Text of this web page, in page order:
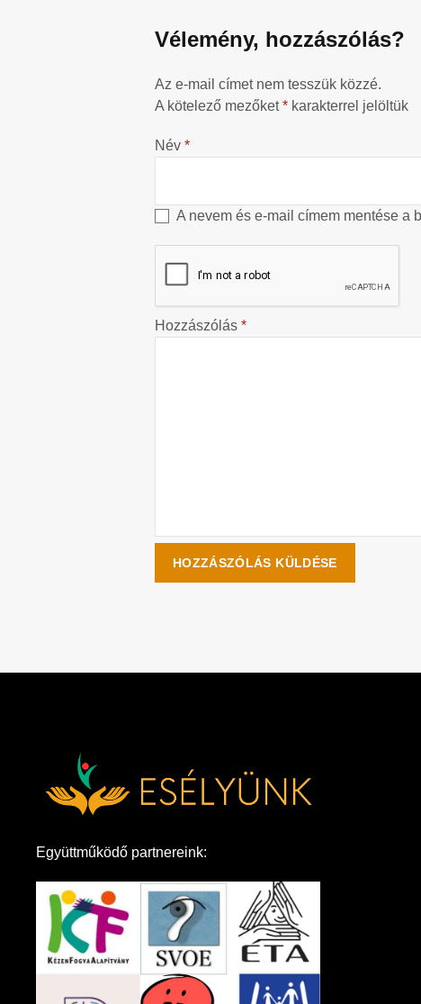
Vélemény, hozzászólás?
Az e-mail címet nem tesszük közzé.
A kötelező mezőket* karakterrel jelöltük
Név *
A nevem és e-mail címem mentése a
Hozzászólás *
Együttműködő partnereink: